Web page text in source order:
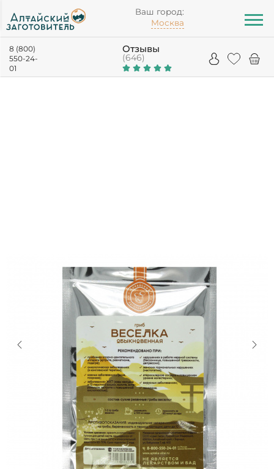
Ваш город:
Москва
8 (800)
550-24-
01
Отзывы
(646)